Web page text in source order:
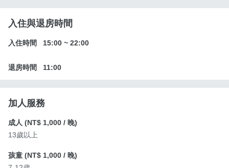
入住與退房時間
入住時間 15:00 ~ 22:00
退房時間 11:00
加人服務
成人 (NT$ 1,000 / 晚)
13歲以上
孩童 (NT$ 1,000 / 晚)